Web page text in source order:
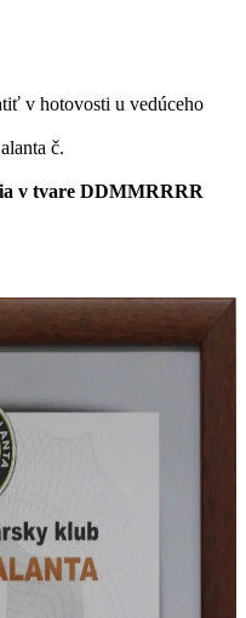
v hotovosti u vedúceho
č.
v tvare DDMMRRRR